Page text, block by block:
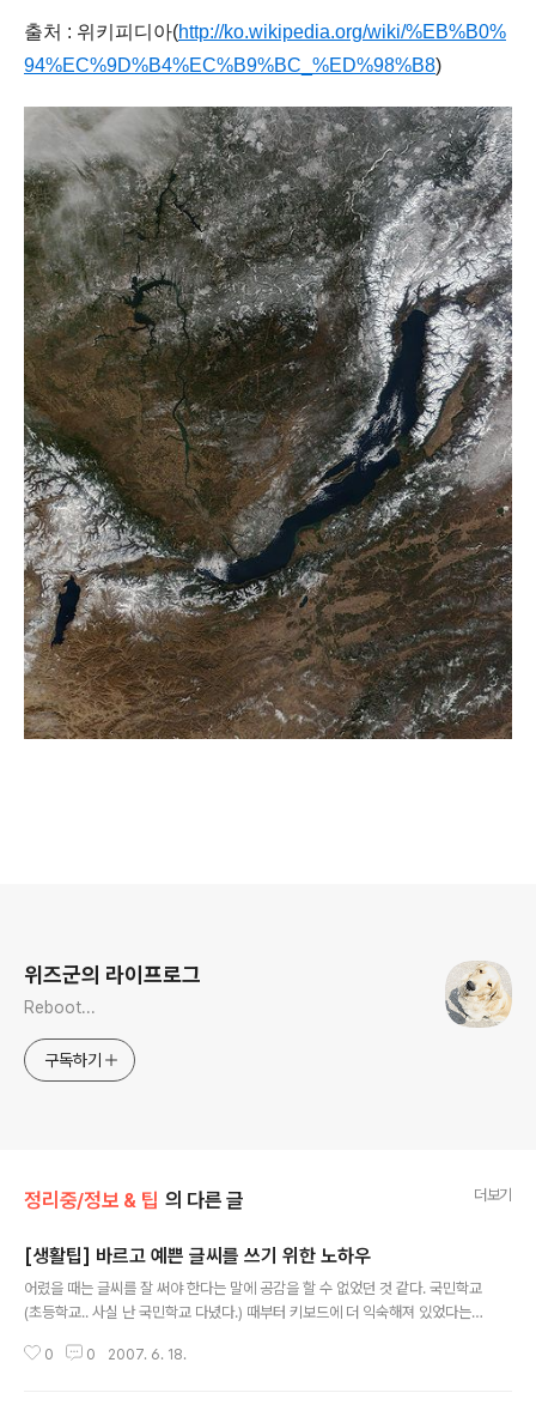
출처 : 위키피디아(http://ko.wikipedia.org/wiki/%EB%B0%
94%EC%9D%B4%EC%B9%BC_%ED%98%B8)
위즈군의 라이프로그
Reboot...
구독하기
정리중/정보 & 팁 의 다른 글 더보기
[생활팁] 바르고 예쁜 글씨를 쓰기 위한 노하우
어렸을 때는 글씨를 잘 써야 한다는 말에 공감을 할 수 없었던 것 같다. 국민학교
(초등학교.. 사실 난 국민학교 다녔다.) 때부터 키보드에 더 익숙해져 있었다는
기의 노하우가 있기에 살짝 퍼왔다. 한글의 자음은 모음과의 결합 위치에 따라
0 0 2007. 6. 18.